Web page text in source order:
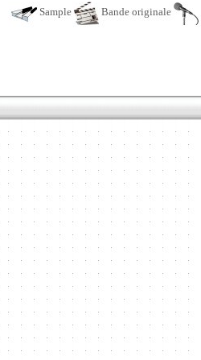
Sample Bande originale